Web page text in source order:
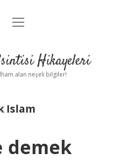
Anasayfa
Uyarı
menüyü
Hikayeleri
alan neşeli bilgiler!
Islam
demek